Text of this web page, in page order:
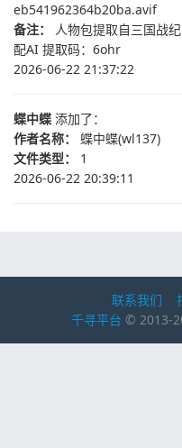
eb541962364b20ba.avif
备注： 人物包提取自三国战
配AI 提取码：6ohr
2026-06-22 21:37:22
蝶中蝶 添加了：
作者名称： 蝶中蝶(wl137)
文件类型： 1
2026-06-22 20:39:11
联系我们
千寻平台 © 2013-